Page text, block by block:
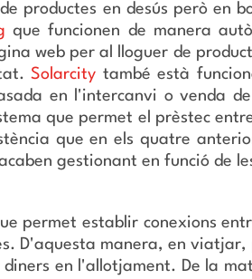
productes en desús però en
que funcionen de manera
web per al lloguer de
Solarcity també està
en l'intercanvi o venda
que permet el prèstec
que en els quatre
gestionant en funció de
permet establir conexions
D'aquesta manera, en viatjar,
en l'allotjament. De la